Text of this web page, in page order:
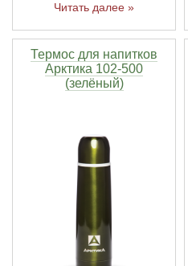
Читать далее »
Термос для напитков
Арктика 102-500
(зелёный)